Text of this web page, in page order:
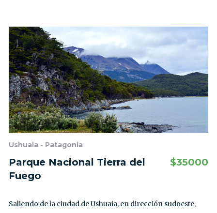
Ushuaia - Patagonia
Parque Nacional Tierra del
Fuego
$35000
Saliendo de la ciudad de Ushuaia, en dirección sudoeste,